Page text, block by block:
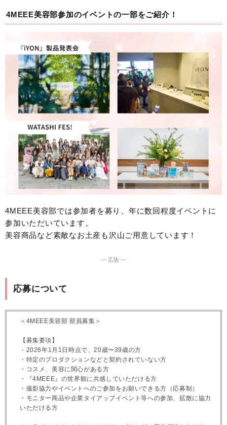
4MEEE美容部参加のイベントの一部をご紹介！
4MEEE美容部では参加者を募り、年に数回程度イベントに
参加いただいています。
美容商品など素敵なお土産も沢山ご用意しています！
― 広告 ―
応募について
＜4MEEE美容部 部員募集＞
【募集要項】
・2026年1月1日時点で、20歳〜39歳の方
・特定のプロダクションなどと契約されていない方
・コスメ、美容に関心がある方
・『4MEEE』の世界観に共感していただける方
・撮影協力やイベントへのご参加をお願いできる方（応募制）
・モニター商品や企業タイアップイベント等への参加、拡散に協力
いただける方